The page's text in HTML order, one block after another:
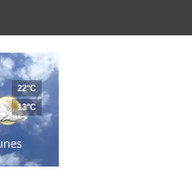
22°C
13°C